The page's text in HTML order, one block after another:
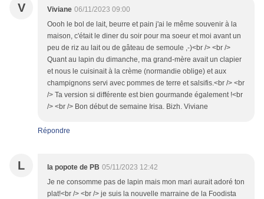
V Viviane 06/11/2023 09:00
Oooh le bol de lait, beurre et pain j'ai le même souvenir à la
maison, c'était le diner du soir pour ma soeur et moi avant un
peu de riz au lait ou de gâteau de semoule ,-)<br /> <br />
Quant au lapin du dimanche, ma grand-mère avait un clapier
et nous le cuisinait à la crème (normandie oblige) et aux
champignons servi avec pommes de terre et salsifis.<br /> <br
/> Ta version si différente est bien gourmande également !<br
/> <br /> Bon début de semaine Irisa. Bizh. Viviane
Répondre
L la popote de PB 05/11/2023 12:42
Je ne consomme pas de lapin mais mon mari aurait adoré ton
plat!<br /> <br /> je suis la nouvelle marraine de la Foodista